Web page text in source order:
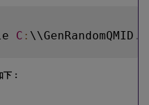
C : \\GenRandomQMID .
：